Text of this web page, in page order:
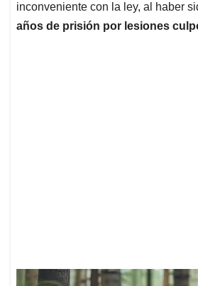
inconveniente con la ley, al haber
años de prisión por lesiones